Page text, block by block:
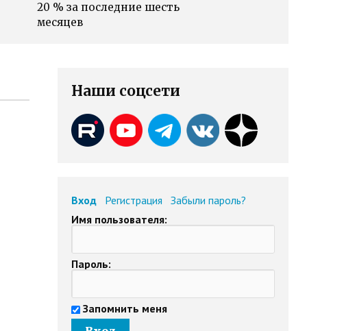
20 % за последние шесть
месяцев
Наши соцсети
Вход Регистрация
Забыли пароль?
Имя пользователя:
Пароль:
Запомнить меня